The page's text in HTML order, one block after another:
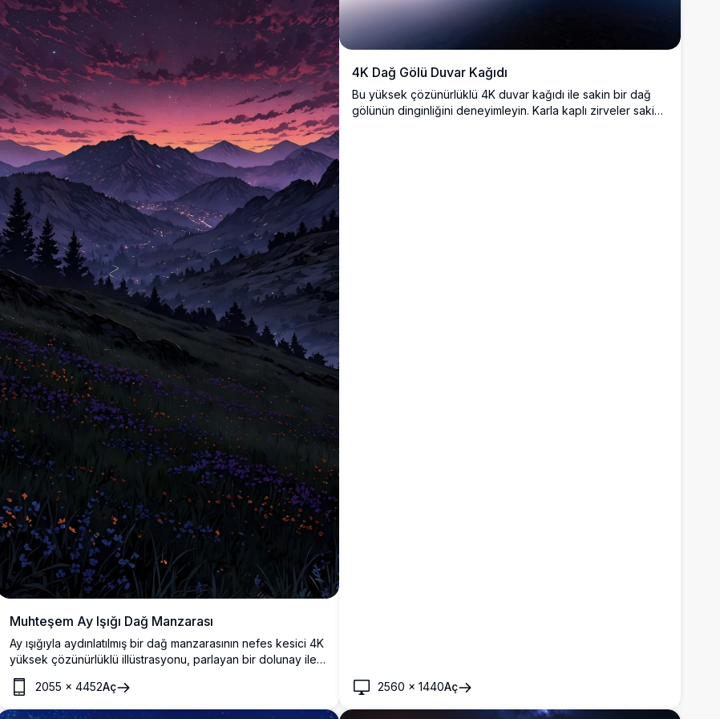
Muhteşem Ay Işığı Dağ Manzarası
Ay ışığıyla aydınlatılmış bir dağ manzarasının nefes kesici 4K
yüksek çözünürlüklü illüstrasyonu, parlayan bir dolunay ile
canlı bir gece gökyüzünü sergiliyor. Sahne, yabani
çiçeklerle süslenmiş dalgalı tepeler, köy ışıklarının
parıldadığı sakin bir vadi ve yıldızlarla dolu mor tonlu bir
2055 ×4452Aç
4K Dağ Gölü Duvar Kağıdı
Bu yüksek çözünürlüklü 4K duvar kağıdı ile sakin bir dağ
gölünün dinginliğini deneyimleyin. Karla kaplı zirveler sakin
2560 × 1440Aç